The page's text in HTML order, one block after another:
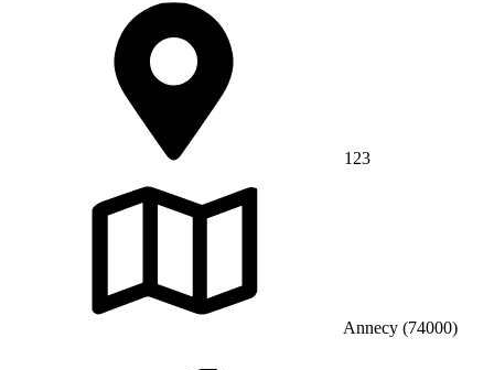
123
Annecy (74000)